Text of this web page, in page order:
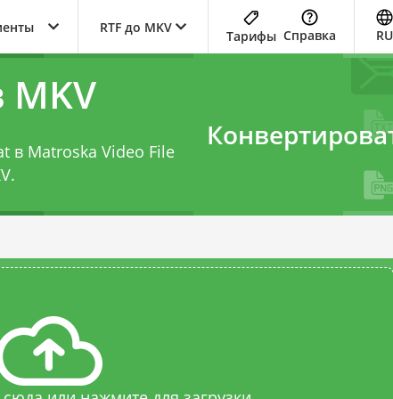
RTF до MKV
Тарифы Справка RU
MKV
в Matroska Video File
.